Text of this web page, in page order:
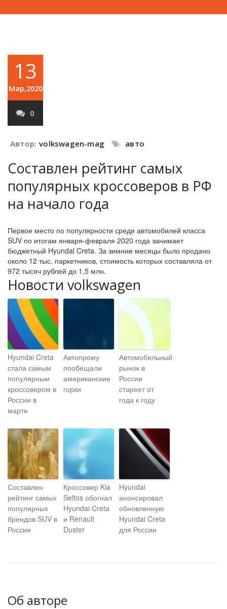
13
Мар,2020
0
Автор: volkswagen-mag авто
Составлен рейтинг самых
популярных кроссоверов в РФ
на начало года
Первое место по популярности среди автомобилей класса
SUV по итогам января-февраля 2020 года занимает
бюджетный Hyundai Creta. За зимние месяцы было продано
около 12 тыс. паркетников, стоимость которых составляла от
972 тысяч рублей до 1,5 млн.
Новости volkswagen
Hyundai Creta
стала самым
популярным
кроссовером в
России в
марте
Автопрому
пообещали
американские
горки
Автомобильный
рынок в
России
стареет от
года к году
Составлен
рейтинг самых
популярных
брендов SUV в
России
Кроссовер Kia
Seltos обогнал
Hyundai Creta
и Renault
Duster
Hyundai
анонсировал
обновленную
Hyundai Creta
для России
Об авторе